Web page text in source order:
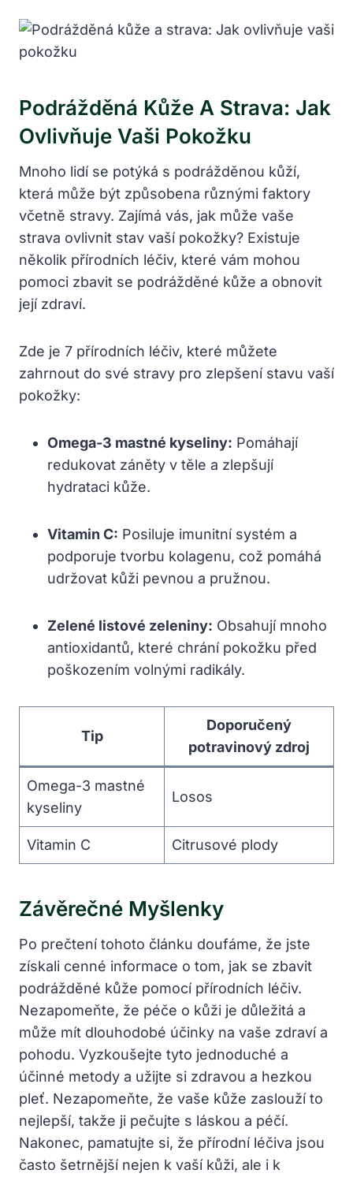
Podrážděná Kůže A Strava: Jak
Ovlivňuje Vaši Pokožku
Mnoho lidí se potýká s podrážděnou kůží,
která může být způsobena různými faktory
včetně stravy. Zajímá vás, jak může vaše
strava ovlivnit stav vaší pokožky? Existuje
několik přírodních léčiv, které vám mohou
pomoci zbavit se podrážděné kůže a obnovit
její zdraví.
Zde je 7 přírodních léčiv, které můžete
zahrnout do své stravy pro zlepšení stavu vaší
pokožky:
Omega-3 mastné kyseliny: Pomáhají
redukovat záněty v těle a zlepšují
hydrataci kůže.
Vitamin C: Posiluje imunitní systém a
podporuje tvorbu kolagenu, což pomáhá
udržovat kůži pevnou a pružnou.
Zelené listové zeleniny: Obsahují mnoho
antioxidantů, které chrání pokožku před
poškozením volnými radikály.
Tip
Doporučený
potravinový zdroj
Omega-3 mastné
kyseliny
Losos
Vitamin C Citrusové plody
Závěrečné Myšlenky
Po prečtení tohoto článku doufáme, že jste
získali cenné informace o tom, jak se zbavit
podrážděné kůže pomocí přírodních léčiv.
Nezapomeňte, že péče o kůži je důležitá a
může mít dlouhodobé účinky na vaše zdraví a
pohodu. Vyzkoušejte tyto jednoduché a
účinné metody a užijte si zdravou a hezkou
pleť. Nezapomeňte, že vaše kůže zaslouží to
nejlepší, takže ji pečujte s láskou a péčí.
Nakonec, pamatujte si, že přírodní léčiva jsou
často šetrnější nejen k vaší kůži, ale i k